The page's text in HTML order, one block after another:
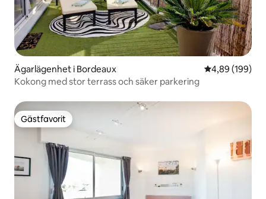
Ägarlägenhet i Bordeaux 4,89 av 5 i
4,89 (199)
Kokong med stor terrass och säker parkering
Gästfavorit
Gästfavorit